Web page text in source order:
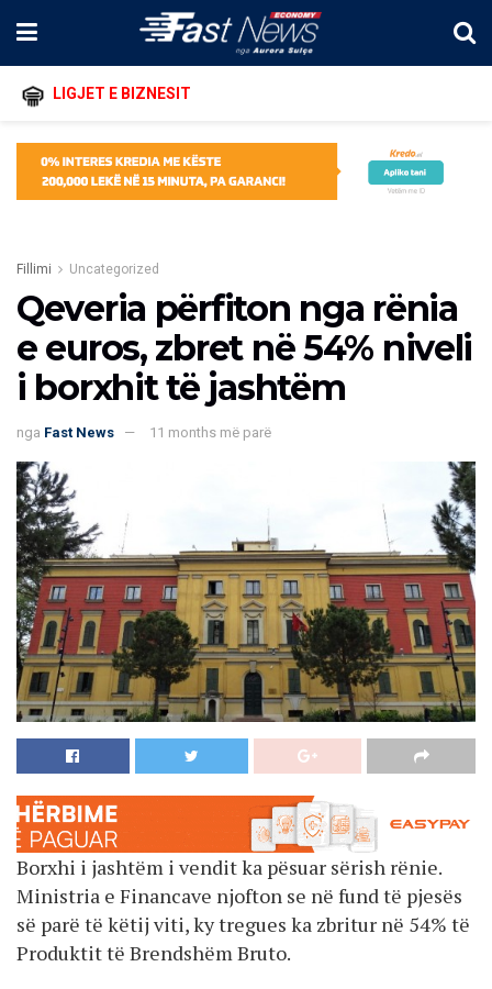
LIGJET E BIZNESIT
Fillimi Uncategorized
Qeveria përfiton nga rënia
e euros, zbret në 54% niveli
i borxhit të jashtëm
nga Fast News 11 months më parë
Borxhi i jashtëm i vendit ka pësuar sërish rënie.
Ministria e Financave njofton se në fund të pjesës
së parë të këtij viti, ky tregues ka zbritur në 54% të
Produktit të Brendshëm Bruto.